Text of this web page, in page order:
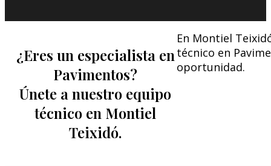
¿Eres un especialista en
Pavimentos?
Únete a nuestro equipo
técnico en Montiel
Teixidó.
En Montiel
técnico en
oportunidad.